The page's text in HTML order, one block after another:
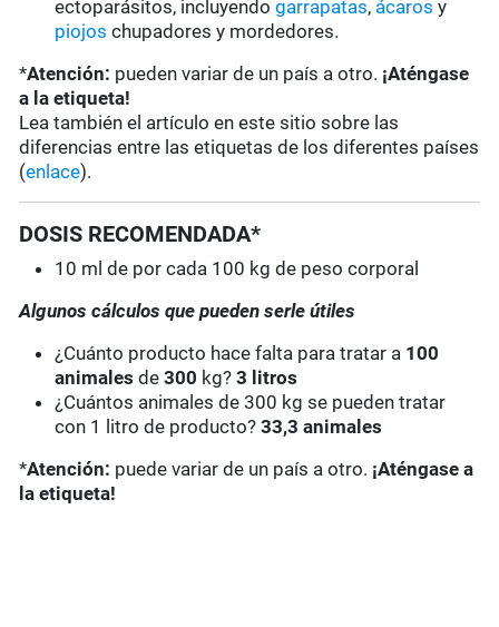
ectoparásitos, incluyendogarrapatas, ácaros y
piojos chupadores y mordedores.
*Atención: pueden variar de un país a otro. ¡Aténgase
a la etiqueta!
Lea también el artículo en este sitio sobre las
diferencias entre las etiquetas de los diferentes países
(enlace).
DOSIS RECOMENDADA*
10 ml de por cada 100 kg de peso corporal
Algunos cálculos que pueden serle útiles
¿Cuánto producto hace falta para tratar a 100
animales de300 kg?3 litros
¿Cuántos animales de 300 kg se pueden tratar
con 1 litro de producto?33,3 animales
*Atención: puede variar de un país a otro. ¡Aténgase a
la etiqueta!